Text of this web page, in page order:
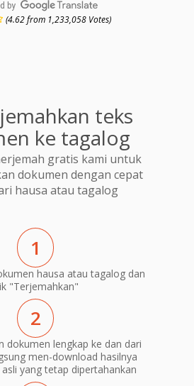
by
(4.62 from 1,233,058 Votes)
teks
ke tagalog
gratis kami untuk
dokumen dengan cepat
hausa atau tagalog
1
hausa atau tagalog dan
"Terjemahkan"
2
dokumen lengkap ke dan dari
men-download hasilnya
yang tetap dipertahankan